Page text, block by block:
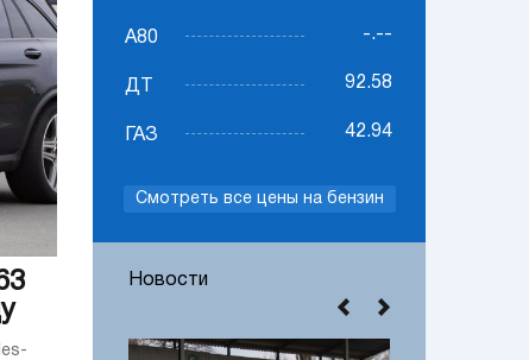
А80 -.--
ДТ 92.58
ГАЗ 42.94
Смотреть все цены на бензин
Новости